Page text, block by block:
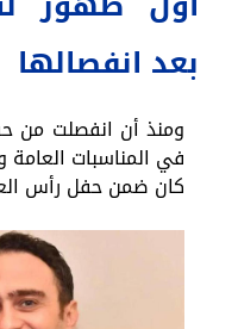
بعد انفصالها
ومنذ أن انفصلت من
في المناسبات
كان ضمن حفل رأس